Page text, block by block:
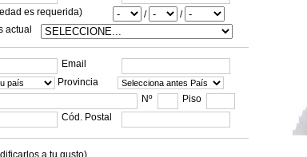
es requerida)
/
/
actual
Email
Provincia
Nº
Piso
Cód. Postal
a tu gusto)